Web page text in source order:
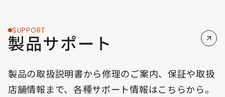
SUPPORT
製品サポート
製品の取扱説明書から修理のご案内、保証や取扱
店舗情報まで、各種サポート情報はこちらから。